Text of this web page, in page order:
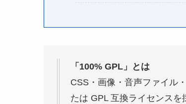
「100% GPL」とは
CSS・画像・音声ファイル
たは GPL 互換ライセンスを